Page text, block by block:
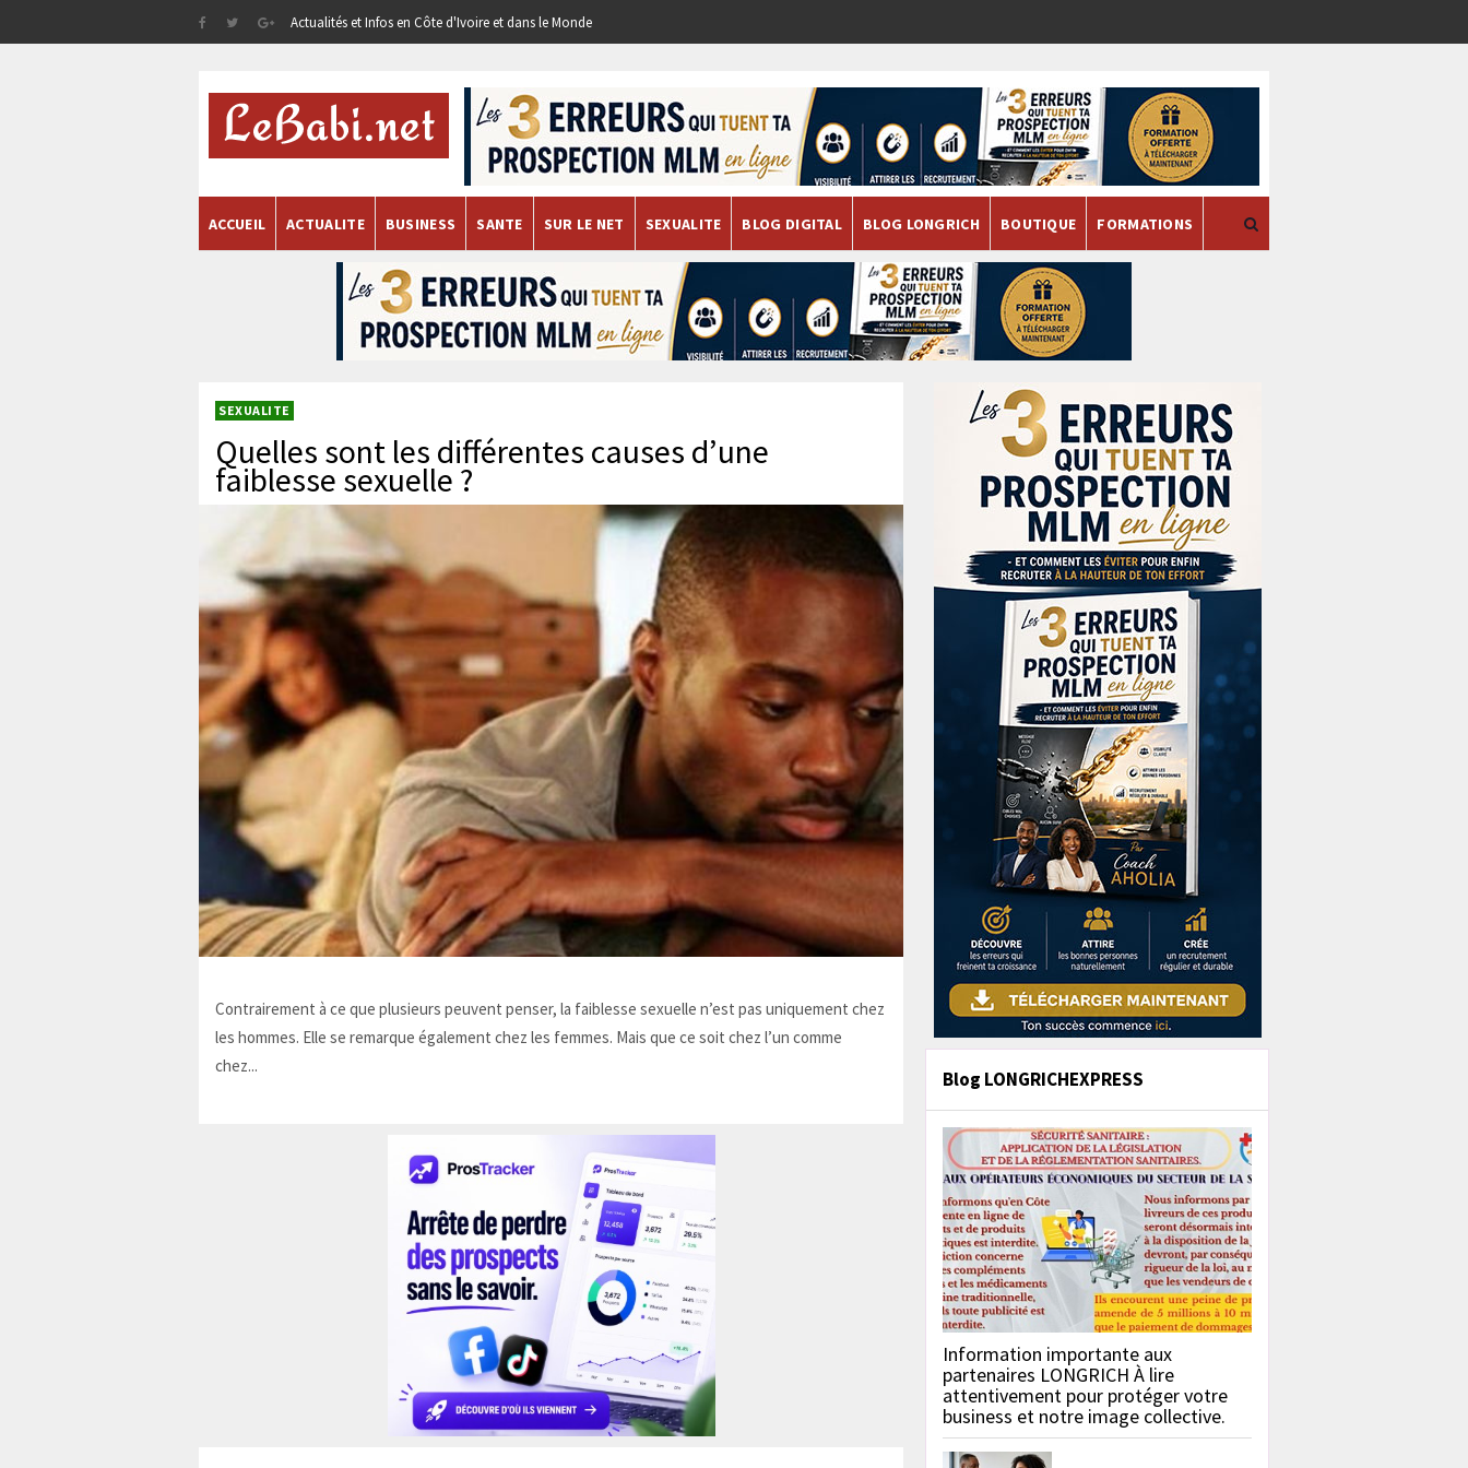
Actualités et Infos en Côte d'Ivoire et dans le Monde
ACCUEIL ACTUALITE BUSINESS SANTE SUR LE NET SEXUALITE BLOG DIGITAL BLOG LONGRICH BOUTIQUE FORMATIONS
SEXUALITE
Quelles sont les différentes causes d’une
faiblesse sexuelle ?
Contrairement à ce que plusieurs peuvent penser, la faiblesse sexuelle n’est pas uniquement chez
les hommes. Elle se remarque également chez les femmes. Mais que ce soit chez l’un comme
chez...
Blog LONGRICHEXPRESS
Information importante aux
partenaires LONGRICH À lire
attentivement pour protéger votre
business et notre image collective.